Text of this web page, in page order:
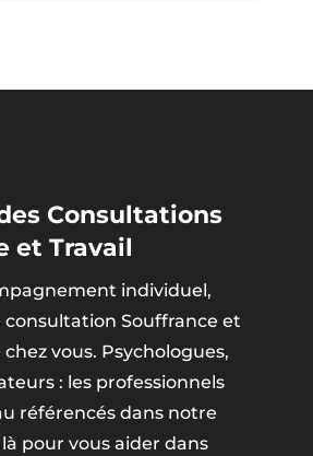
Consultations
et Travail
individuel,
Souffrance et
vous. Psychologues,
: les professionnels
référencés dans notre
pour vous aider dans